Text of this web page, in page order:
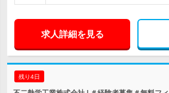
求人詳細を見る
残り4日